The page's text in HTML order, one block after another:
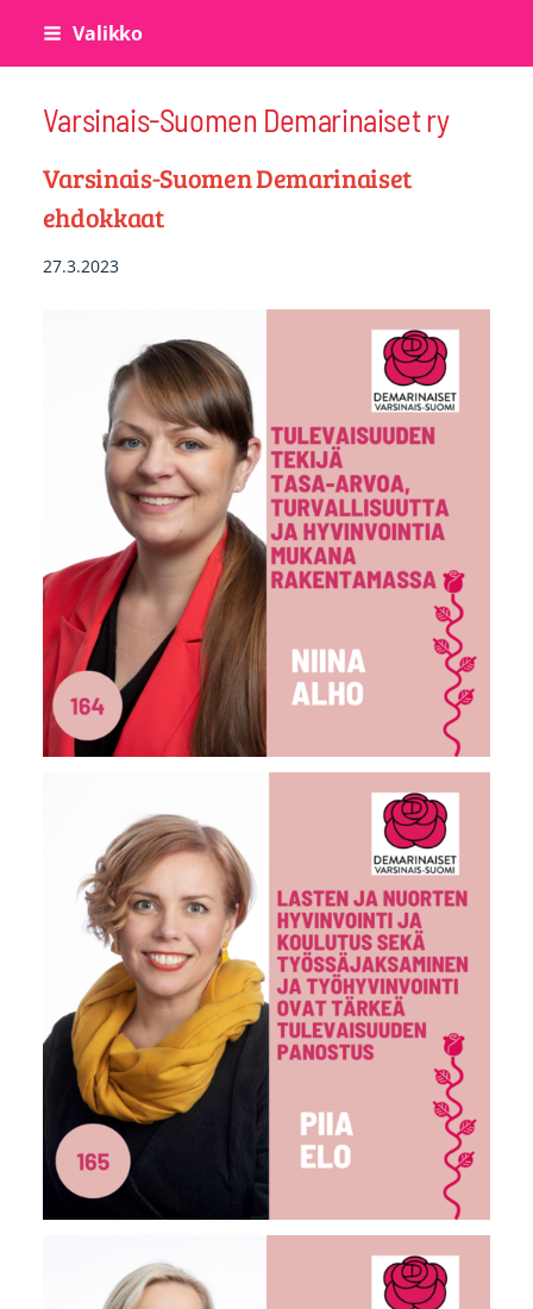
Siirry
Valikko
Varsinais-Suomen Demarinaiset ry
Varsinais-Suomen Demarinaiset
ehdokkaat
27.3.2023